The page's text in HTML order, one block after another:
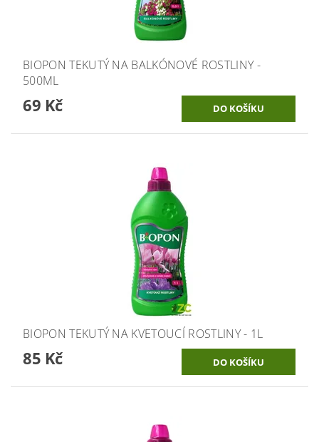
BIOPON TEKUTÝ NA BALKÓNOVÉ ROSTLINY -
500ML
69 Kč
BIOPON TEKUTÝ NA KVETOUCÍ ROSTLINY - 1L
85 Kč